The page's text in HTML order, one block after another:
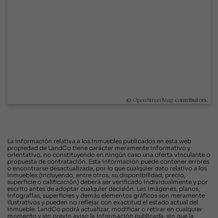
© OpenStreetMap contributors.
La información relativa a los inmuebles publicados en esta web
propiedad de LandCo tiene carácter meramente informativo y
orientativo, no constituyendo en ningún caso una oferta vinculante o
propuesta de contratación. Esta información puede contener errores
o encontrarse desactualizada, por lo que cualquier dato relativo a los
inmuebles (incluyendo, entre otros, su disponibilidad, precio,
superficie o calificación) deberá ser verificado individualmente y por
escrito antes de adoptar cualquier decisión. Las imágenes, planos,
infografías, superficies y demás elementos gráficos son meramente
ilustrativos y pueden no reflejar con exactitud el estado actual del
inmueble. LandCo podrá actualizar, modificar o retirar en cualquier
momento y sin previo aviso la información publicada, sin que la